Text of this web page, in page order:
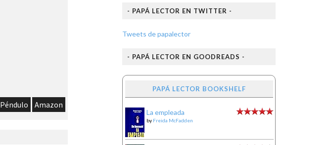
Péndulo Amazon
- PAPÁ LECTOR EN TWITTER -
Tweets de papalector
- PAPÁ LECTOR EN GOODREADS -
PAPÁ LECTOR BOOKSHELF
La empleada
by Freida McFadden